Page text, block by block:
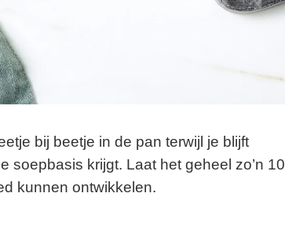
bij beetje in de pan terwijl je blijft
soepbasis krijgt. Laat het geheel zo’n 10
kunnen ontwikkelen.